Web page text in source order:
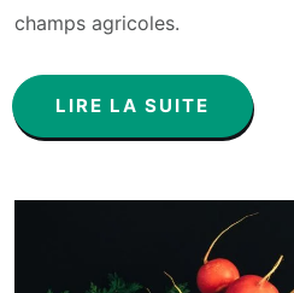
champs agricoles.
LIRE LA SUITE